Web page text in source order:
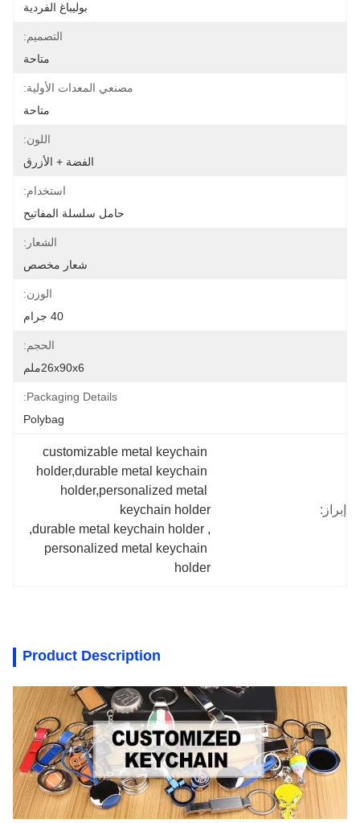
بوليباغ الفردية
التصميم:
متاحة
مصنعي المعدات الأولية:
متاحة
اللون:
الفضة + الأزرق
استخدام:
حامل سلسلة المفاتيح
الشعار:
شعار مخصص
الوزن:
40 جرام
الحجم:
26x90x6ملم
Packaging Details:
Polybag
إبراز:
customizable metal keychain
holder,durable metal keychain
holder,personalized metal
keychain holder
,
durable metal keychain holder
,
personalized metal keychain
holder
Product Description